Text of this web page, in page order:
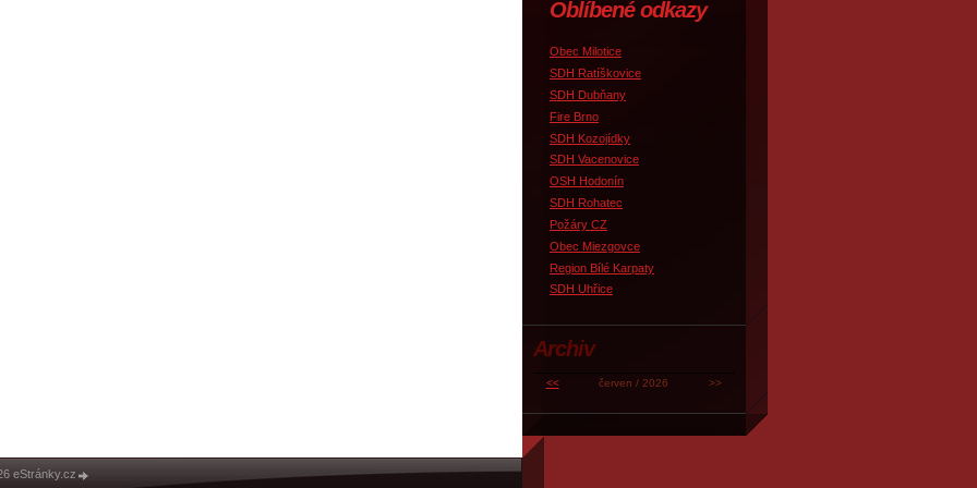
Oblíbené odkazy
Obec Milotice
SDH Ratíškovice
SDH Dubňany
Fire Brno
SDH Kozojídky
SDH Vacenovice
OSH Hodonín
SDH Rohatec
Požáry CZ
Obec Miezgovce
Region Bílé Karpaty
SDH Uhřice
Archiv
<< červen / 2026 >>
eStránky.cz